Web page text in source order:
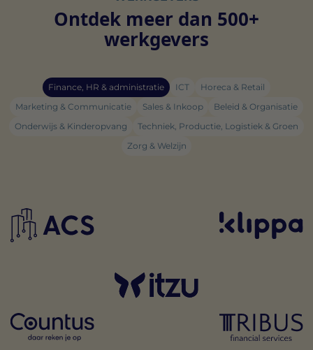
Ontdek meer dan 500+
werkgevers
Finance, HR & administratie ICT
Horeca & Retail
Marketing & Communicatie
Sales & Inkoop
Beleid & Organisatie
Onderwijs & Kinderopvang
Techniek, Productie, Logistiek & Groen
Zorg & Welzijn